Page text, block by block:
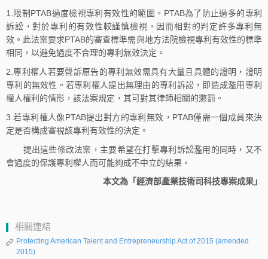
1.限制PTAB過度檢視專利有效性的範圍。PTAB為了防止過多的專利
訴訟，對於專利的有效性較謹慎檢視，因而相對的判定許多專利無
效。此法案要求PTAB的審查標準需與地方法院檢視專利有效性的標準
相同，以避免過度不合理的專利無效決定。
2.專利權人若要聲訴原告的專利無效需具有大量且具體的證明，證明
專利的無效性。若專利權人提出無理由的專利訴訟，即造成濫用專利
權人權利的情形，該法案規定，其可對其律師相關的懲罰。
3.若專利權人像PTAB提出對方的專利無效，PTAB僅需一個成員來決
定是否構成審視該專利有效性的決定。
提出這些修改法案，主要希望在打擊專利訴訟濫用的同時，又不
會過度的保護專利權人而可能夠成不中立的結果。
本文為「經濟部產業技術司科技專案成果」
相關連結
Protecting American Talent and Entrepreneurship Act of 2015 (amended
2015)